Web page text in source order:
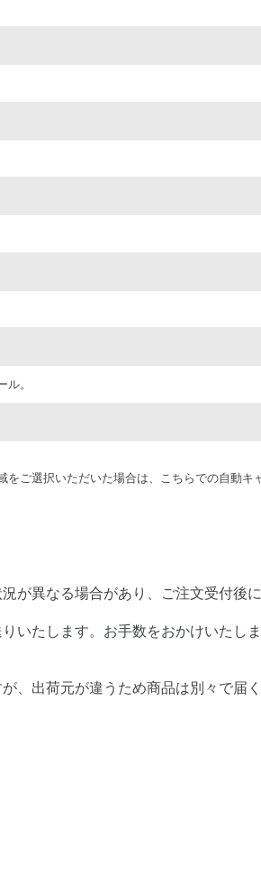
。
ご選択いただいた場合は、こちらでの自動キ
が異なる場合があり、ご注文受付後
たします。お手数をおかけいたし
、出荷元が違うため商品は別々で届く